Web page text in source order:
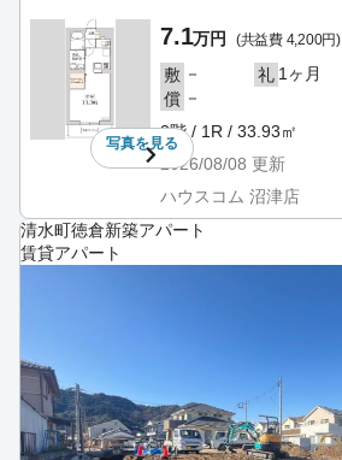
写真を見る
7.1万円 (共益費 4,200円)
敷 － 礼 1ヶ月
償 －
3階 / 1R / 33.93㎡
2026/08/08 更新
ハウスコム 沼津店
清水町徳倉新築アパート
賃貸アパート